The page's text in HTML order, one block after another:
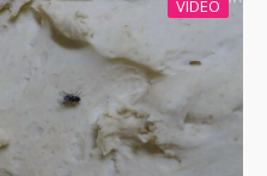
VIDEÓ